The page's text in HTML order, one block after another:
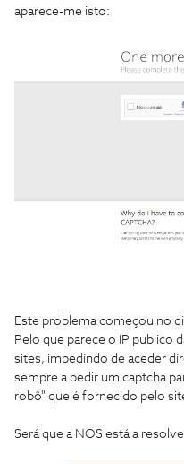
aparece-me isto:
Este problema começou no
Pelo que parece o IP publico
sites, impedindo de aceder
sempre a pedir um captcha
robô" que é fornecido pelo
Será que a NOS está a